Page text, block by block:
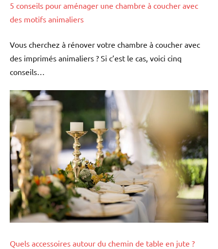
5 conseils pour aménager une chambre à coucher avec
des motifs animaliers
Vous cherchez à rénover votre chambre à coucher avec
des imprimés animaliers ? Si c’est le cas, voici cinq
conseils…
Quels accessoires autour du chemin de table en jute ?